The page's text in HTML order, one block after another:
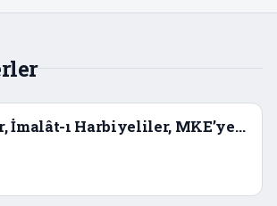
İmalât-ı Harbiyeliler, MKE’ye…